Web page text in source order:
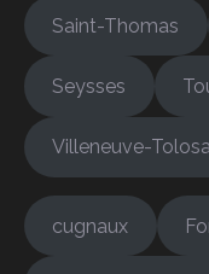
Saint-Thomas
Seysses
Villeneuve-
cugnaux